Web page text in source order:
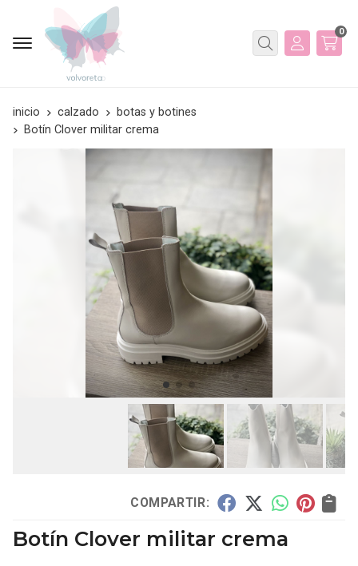
Buscar
0
inicio calzado
botas y botines
Botín Clover militar crema
COMPARTIR:
Botín Clover militar crema